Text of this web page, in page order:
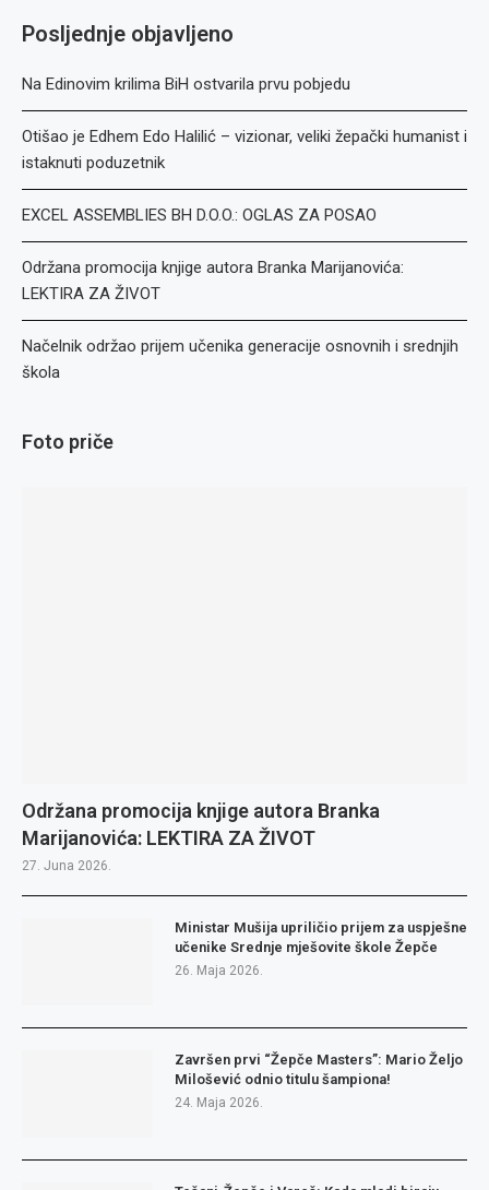
Posljednje objavljeno
Na Edinovim krilima BiH ostvarila prvu pobjedu
Otišao je Edhem Edo Halilić – vizionar, veliki žepački humanist i
istaknuti poduzetnik
EXCEL ASSEMBLIES BH D.O.O.: OGLAS ZA POSAO
Održana promocija knjige autora Branka Marijanovića:
LEKTIRA ZA ŽIVOT
Načelnik održao prijem učenika generacije osnovnih i srednjih
škola
Foto priče
Održana promocija knjige autora Branka
Marijanovića: LEKTIRA ZA ŽIVOT
27. Juna 2026.
Ministar Mušija upriličio prijem za uspješne
učenike Srednje mješovite škole Žepče
26. Maja 2026.
Završen prvi “Žepče Masters”: Mario Željo
Milošević odnio titulu šampiona!
24. Maja 2026.